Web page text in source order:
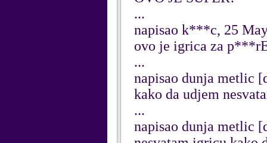
...
napisao k***c, 25
ovo je igrica za
...
napisao dunja metlic
kako da udjem
...
napisao dunja metlic